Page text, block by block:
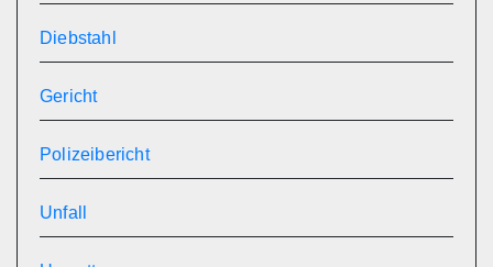
Diebstahl
Gericht
Polizeibericht
Unfall